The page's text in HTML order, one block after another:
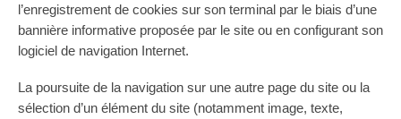
l’enregistrement de cookies sur son terminal par le biais d’une
bannière informative proposée par le site ou en configurant son
logiciel de navigation Internet.
La poursuite de la navigation sur une autre page du site ou la
sélection d’un élément du site (notamment image, texte,